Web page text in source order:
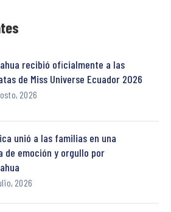
recibió oficialmente a las
de Miss Universe Ecuador 2026
2026
unió a las familias en una
de emoción y orgullo por
2026